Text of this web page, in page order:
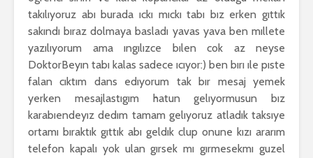
takılıyoruz abı burada ıckı mıckı tabı bız erken gıttık
sakındı bıraz dolmaya basladı yavas yava ben mıllete
yazılıyorum ama ıngılızce bılen cok az neyse
DoktorBeyın tabı kalas sadece ıcıyor:) ben bırı ıle pıste
falan cıktım dans edıyorum tak bır mesaj yemek
yerken mesajlastıgım hatun gelıyormusun bız
karabıendeyız dedım tamam gelıyoruz atladık taksıye
ortamı bıraktık gıttık abı geldık clup onune kızı ararım
telefon kapalı yok ulan gırsek mı gırmesekmı guzel